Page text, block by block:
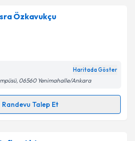
için randevu takvimi talebi
randevu almanız için bir
e-posta ile bilgilendireceğiz.
işlenmesine ilişkin
ve kişisel verilerimin belirtilen
Özkavukçu
Haritada Göster
06560 Yenimahalle/Ankara
Randevu Talep Et
Talebi